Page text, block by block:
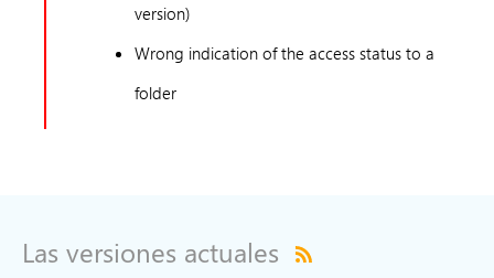
version)
Wrong indication of the access status to a
folder
Las versiones actuales